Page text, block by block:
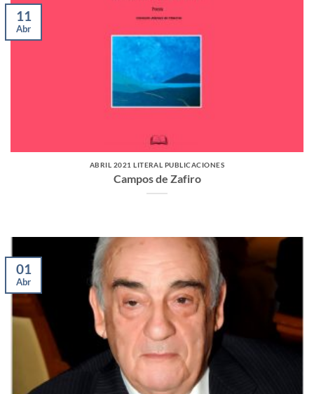
ABRIL 2021 LITERAL PUBLICACIONES
Campos de Zafiro
11
Abr
01
Abr